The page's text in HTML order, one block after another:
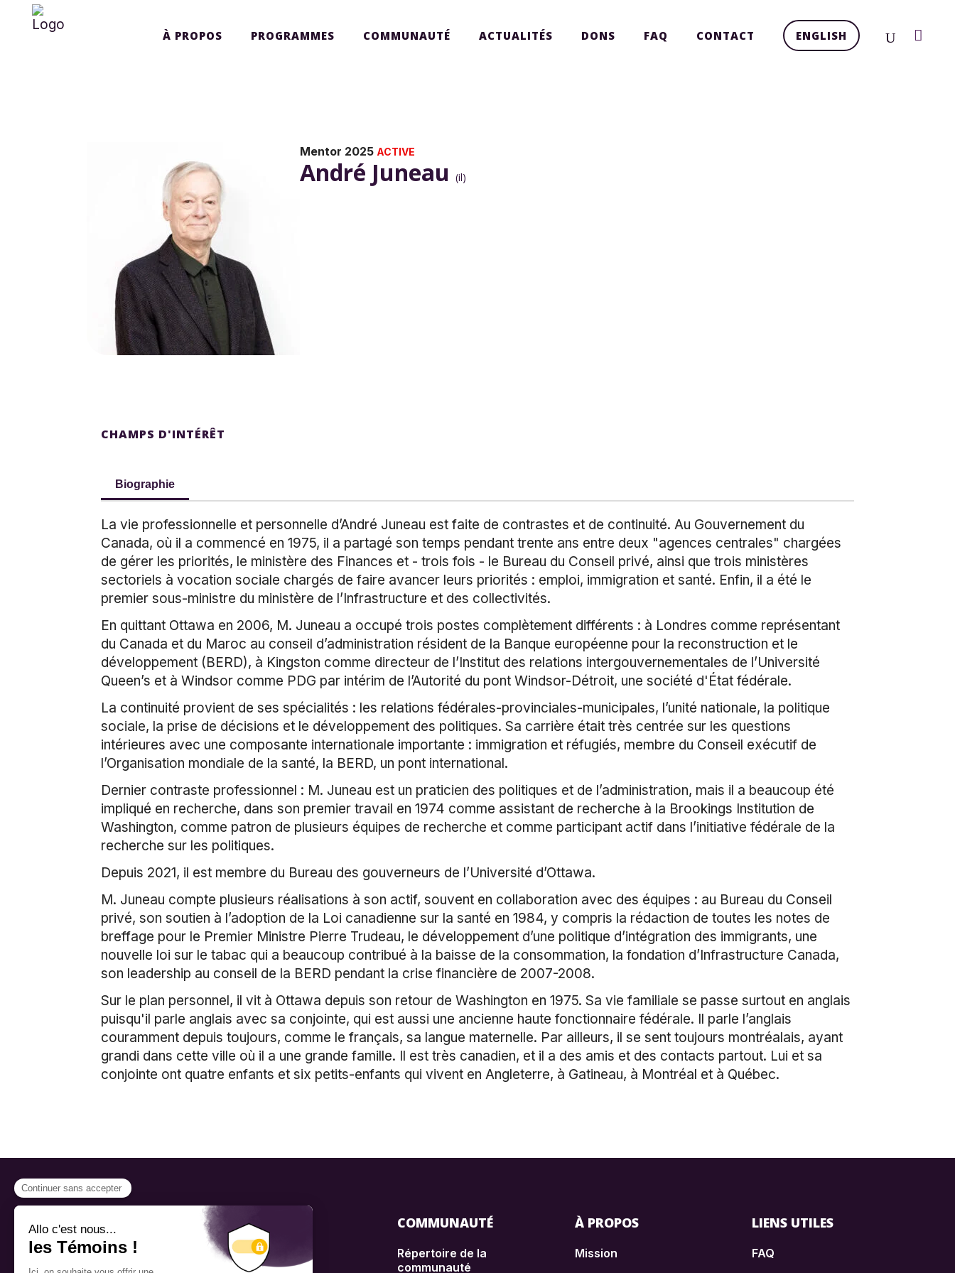
À PROPOS PROGRAMMES COMMUNAUTÉ ACTUALITÉS DONS FAQ CONTACT ENGLISH
Mentor 2025 ACTIVE
André Juneau (il)
CHAMPS D'INTÉRÊT
Biographie
La vie professionnelle et personnelle d’André Juneau est faite de contrastes et de continuité. Au Gouvernement du
Canada, où il a commencé en 1975, il a partagé son temps pendant trente ans entre deux "agences centrales" chargées
de gérer les priorités, le ministère des Finances et - trois fois - le Bureau du Conseil privé, ainsi que trois ministères
sectoriels à vocation sociale chargés de faire avancer leurs priorités : emploi, immigration et santé. Enfin, il a été le
premier sous-ministre du ministère de l’Infrastructure et des collectivités.
En quittant Ottawa en 2006, M. Juneau a occupé trois postes complètement différents : à Londres comme représentant
du Canada et du Maroc au conseil d’administration résident de la Banque européenne pour la reconstruction et le
développement (BERD), à Kingston comme directeur de l’Institut des relations intergouvernementales de l’Université
Queen’s et à Windsor comme PDG par intérim de l’Autorité du pont Windsor-Détroit, une société d'État fédérale.
La continuité provient de ses spécialités : les relations fédérales-provinciales-municipales, l’unité nationale, la politique
sociale, la prise de décisions et le développement des politiques. Sa carrière était très centrée sur les questions
intérieures avec une composante internationale importante : immigration et réfugiés, membre du Conseil exécutif de
l’Organisation mondiale de la santé, la BERD, un pont international.
Dernier contraste professionnel : M. Juneau est un praticien des politiques et de l’administration, mais il a beaucoup été
impliqué en recherche, dans son premier travail en 1974 comme assistant de recherche à la Brookings Institution de
Washington, comme patron de plusieurs équipes de recherche et comme participant actif dans l’initiative fédérale de la
recherche sur les politiques.
Depuis 2021, il est membre du Bureau des gouverneurs de l’Université d’Ottawa.
M. Juneau compte plusieurs réalisations à son actif, souvent en collaboration avec des équipes : au Bureau du Conseil
privé, son soutien à l’adoption de la Loi canadienne sur la santé en 1984, y compris la rédaction de toutes les notes de
breffage pour le Premier Ministre Pierre Trudeau, le développement d’une politique d’intégration des immigrants, une
nouvelle loi sur le tabac qui a beaucoup contribué à la baisse de la consommation, la fondation d’Infrastructure Canada,
son leadership au conseil de la BERD pendant la crise financière de 2007-2008.
Sur le plan personnel, il vit à Ottawa depuis son retour de Washington en 1975. Sa vie familiale se passe surtout en anglais
puisqu'il parle anglais avec sa conjointe, qui est aussi une ancienne haute fonctionnaire fédérale. Il parle l’anglais
couramment depuis toujours, comme le français, sa langue maternelle. Par ailleurs, il se sent toujours montréalais, ayant
grandi dans cette ville où il a une grande famille. Il est très canadien, et il a des amis et des contacts partout. Lui et sa
conjointe ont quatre enfants et six petits-enfants qui vivent en Angleterre, à Gatineau, à Montréal et à Québec.
Nous reconnaissons
PROGRAMMES
Bourse
COMMUNAUTÉ
Répertoire de la
communauté
À PROPOS
Mission
LIENS UTILES
FAQ